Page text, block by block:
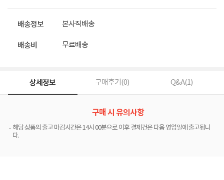
배송정보 본사직배송
배송비 무료배송
상세정보 구매후기(0) Q&A(1)
구매 시 유의사항
해당 상품의 출고 마감시간은 14시 00분으로 이후 결제건은 다음 영업일에 출고됩니
다.